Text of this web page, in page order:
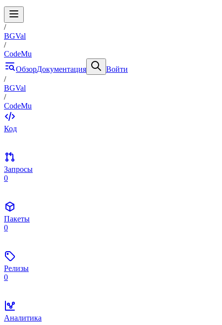
/
BGVal
/
CodeMu
ОбзорДокументация
Войти
/
BGVal
/
CodeMu
Код
Запросы
0
Пакеты
0
Релизы
0
Аналитика